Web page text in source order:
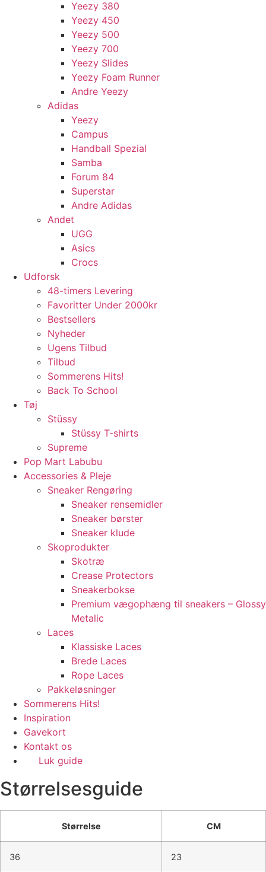
Yeezy 380
Yeezy 450
Yeezy 500
Yeezy 700
Yeezy Slides
Yeezy Foam Runner
Andre Yeezy
Adidas
Yeezy
Campus
Handball Spezial
Samba
Forum 84
Superstar
Andre Adidas
Andet
UGG
Asics
Crocs
Udforsk
48-timers Levering
Favoritter Under 2000kr
Bestsellers
Nyheder
Ugens Tilbud
Tilbud
Sommerens Hits!
Back To School
Tøj
Stüssy
Stüssy T-shirts
Supreme
Pop Mart Labubu
Accessories & Pleje
Sneaker Rengøring
Sneaker rensemidler
Sneaker børster
Sneaker klude
Skoprodukter
Skotræ
Crease Protectors
Sneakerbokse
Premium vægophæng til sneakers – Glossy
Metalic
Laces
Klassiske Laces
Brede Laces
Rope Laces
Pakkeløsninger
Sommerens Hits!
Inspiration
Gavekort
Kontakt os
Luk guide
Størrelsesguide
Størrelse CM
36 23